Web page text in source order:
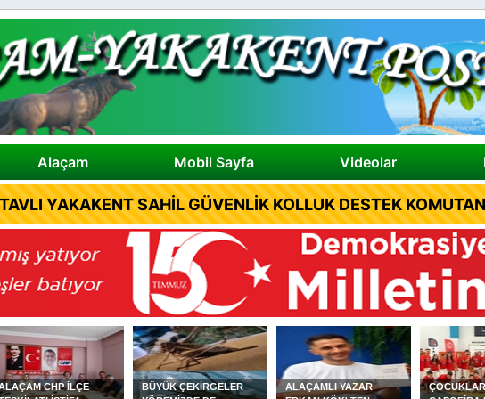
Alaçam Mobil Sayfa Videolar
YAKAKENT SAHİL GÜVENLİK KOLLUK DESTEK
ÇEKİRGELER
ALAÇAMLI YAZAR
ÇOCUKLARA
DİKMEN